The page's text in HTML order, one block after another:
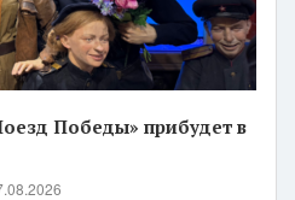
Победы» прибудет в